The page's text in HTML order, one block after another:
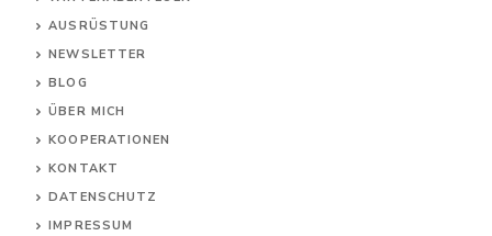
AUSRÜSTUNG
NEWSLETTER
BLOG
ÜBER MICH
KOOPERATIONEN
KONTAKT
DATENSCHUTZ
IMPRESSUM